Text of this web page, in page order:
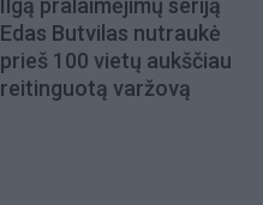
Ilgą pralaimėjimų seriją
Edas Butvilas nutraukė
prieš 100 vietų aukščiau
reitinguotą varžovą